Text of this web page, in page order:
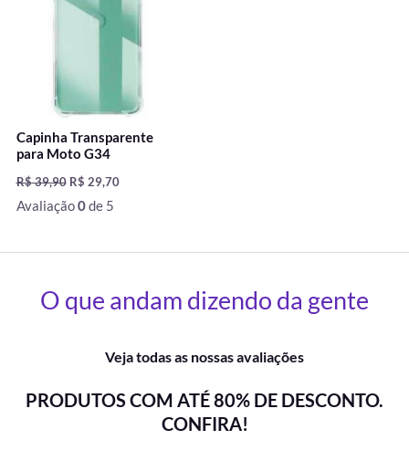
Capinha Transparente
para Moto G34
R$39,90 R$ 29,70
Avaliação0de 5
O que andam dizendo da gente
Veja todas as nossas avaliações
PRODUTOS COM ATÉ 80% DE DESCONTO.
CONFIRA!